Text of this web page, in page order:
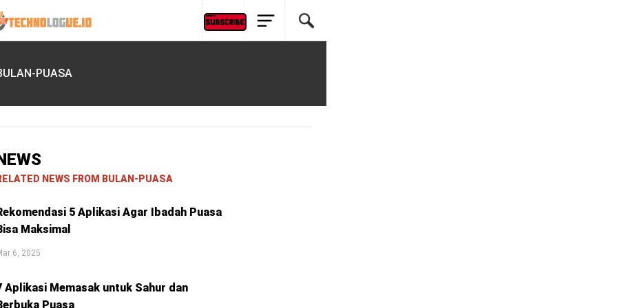
PUASA
NEWS FROM BULAN-PUASA
5 Aplikasi Agar Ibadah Puasa
Maksimal
6, 2025
Aplikasi Memasak untuk Sahur dan
Puasa